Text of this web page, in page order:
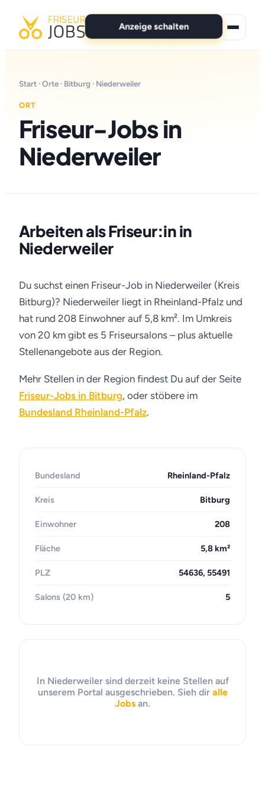
Anzeige schalten
Für Bewerber
Marken
Start ·Orte · Bitburg · Niederweiler
ORT
Friseur-Jobs in
Niederweiler
Arbeiten als Friseur:in in
Niederweiler
Du suchst einen Friseur-Job in Niederweiler (Kreis
Bitburg)? Niederweiler liegt in Rheinland-Pfalz und
hat rund 208 Einwohner auf 5,8 km². Im Umkreis
von 20 km gibt es 5 Friseursalons – plus aktuelle
Stellenangebote aus der Region.
Mehr Stellen in der Region findest Du auf der Seite
Friseur-Jobs in Bitburg, oder stöbere im
Bundesland Rheinland-Pfalz.
Bundesland Rheinland-Pfalz
Kreis Bitburg
Einwohner 208
Fläche 5,8 km²
PLZ 54636, 55491
Salons (20 km) 5
In Niederweiler sind derzeit keine Stellen auf
unserem Portal ausgeschrieben. Sieh dir alle
Jobs an.